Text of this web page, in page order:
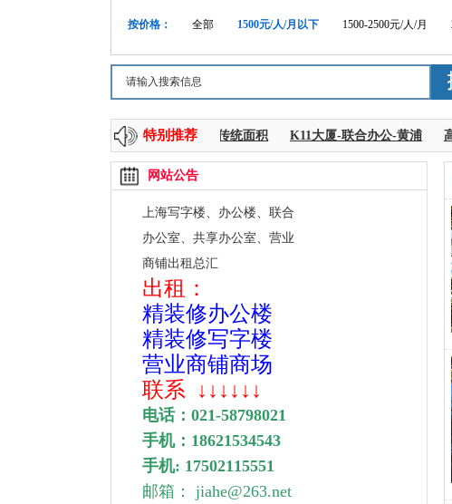
按价格： 全部 1500元/人/月以下 1500-2500元/人/月
特别推荐
时代金融-共享+传统面积 K11大厦-联合办公-黄浦
网站公告
上海写字楼、办公楼、联合
办公室、 共享办公室、营业
商铺出租总汇
出租：
精装修办公楼
精装修写字楼
营业商铺商场
联系
↓↓↓↓↓↓
电话： 021-58798021
手机： 18621534543
手机: 17502115551
邮箱： jiahe@263.net